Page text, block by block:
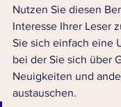
Nutzen Sie diesen
Interesse Ihrer Leser
Sie sich einfach eine
bei der Sie sich über
Neuigkeiten und
austauschen.